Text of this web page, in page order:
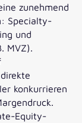
zunehmend
Specialty-
und
MVZ).
konkurrieren
Equity-